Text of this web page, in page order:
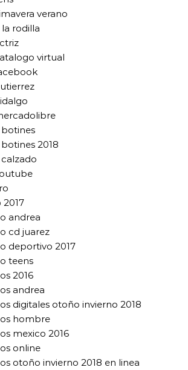
verano
rodilla
virtual
2018
andrea
cd juarez
deportivo 2017
teens
2016
andrea
digitales otoño invierno 2018
hombre
mexico 2016
online
otoño invierno 2018 en linea